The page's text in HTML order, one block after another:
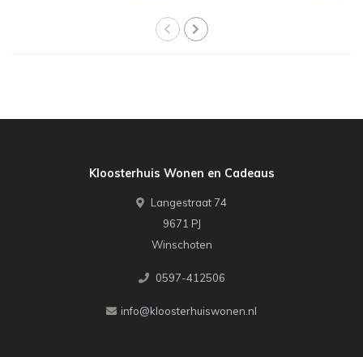
Kloosterhuis Wonen en Cadeaus
Langestraat 74
9671 PJ
Winschoten
0597-412506
info@kloosterhuiswonen.nl